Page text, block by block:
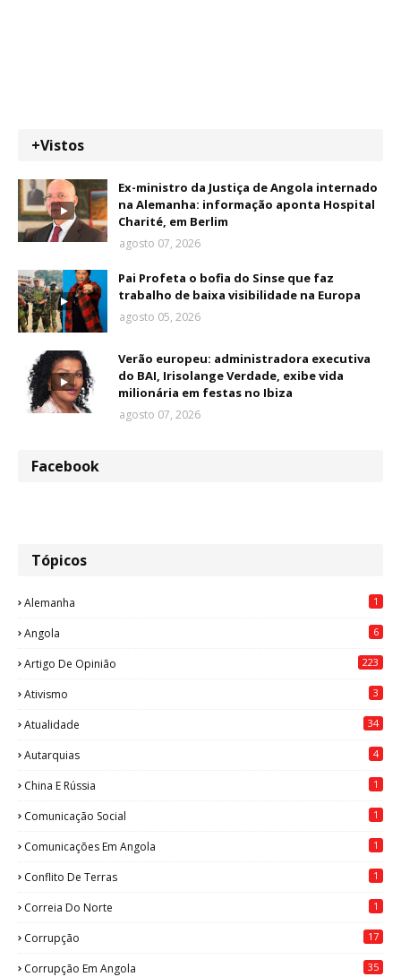
+Vistos
Ex-ministro da Justiça de Angola internado
na Alemanha: informação aponta Hospital
Charité, em Berlim
agosto 07, 2026
Pai Profeta o bofia do Sinse que faz
trabalho de baixa visibilidade na Europa
agosto 05, 2026
Verão europeu: administradora executiva
do BAI, Irisolange Verdade, exibe vida
milionária em festas no Ibiza
agosto 07, 2026
Facebook
Tópicos
Alemanha 1
Angola 6
Artigo De Opinião 223
Ativismo 3
Atualidade 34
Autarquias 4
China E Rússia 1
Comunicação Social 1
Comunicações Em Angola 1
Conflito De Terras 1
Correia Do Norte 1
Corrupção 17
Corrupção Em Angola 35